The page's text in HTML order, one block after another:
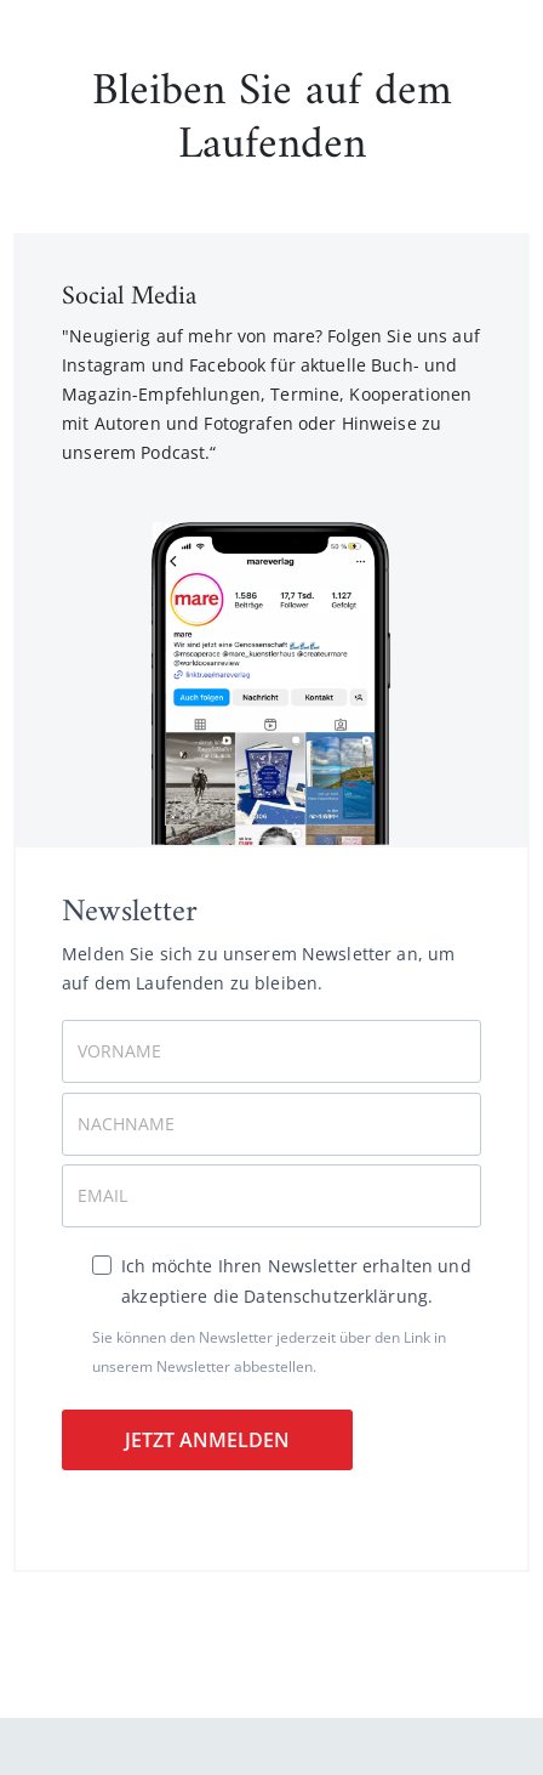
Bleiben Sie auf dem
Laufenden
Social Media
"Neugierig auf mehr von mare? Folgen Sie uns auf
Instagram und Facebook für aktuelle Buch- und
Magazin-Empfehlungen, Termine, Kooperationen
mit Autoren und Fotografen oder Hinweise zu
unserem Podcast.“
Newsletter
Melden Sie sich zu unserem Newsletter an, um
auf dem Laufenden zu bleiben.
Ich möchte Ihren Newsletter erhalten und
akzeptiere die Datenschutzerklärung.
Sie können den Newsletter jederzeit über den Link in
unserem Newsletter abbestellen.
JETZT ANMELDEN